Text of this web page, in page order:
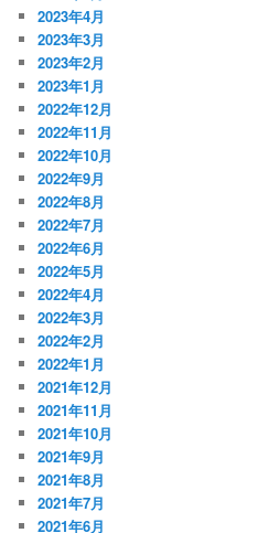
2023年4月
2023年3月
2023年2月
2023年1月
2022年12月
2022年11月
2022年10月
2022年9月
2022年8月
2022年7月
2022年6月
2022年5月
2022年4月
2022年3月
2022年2月
2022年1月
2021年12月
2021年11月
2021年10月
2021年9月
2021年8月
2021年7月
2021年6月